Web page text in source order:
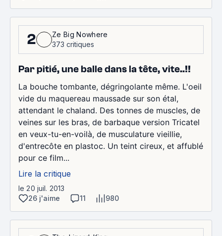
2
Ze Big Nowhere
373 critiques
Par pitié, une balle dans la tête, vite..!!
La bouche tombante, dégringolante même. L'oeil
vide du maquereau maussade sur son étal,
attendant le chaland. Des tonnes de muscles, de
veines sur les bras, de barbaque version Tricatel
en veux-tu-en-voilà, de musculature vieillie,
d'entrecôte en plastoc. Un teint cireux, et affublé
pour ce film...
Lire la critique
le 20 juil. 2013
26 j'aime
11 980